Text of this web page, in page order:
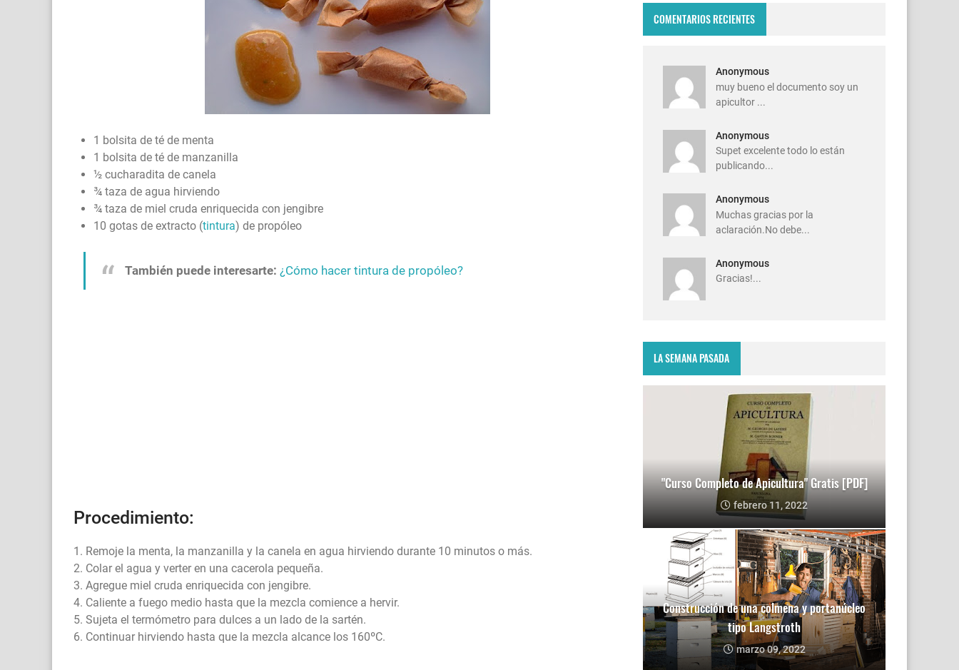
1 bolsita de té de menta
1 bolsita de té de manzanilla
½ cucharadita de canela
¾ taza de agua hirviendo
¾ taza de miel cruda enriquecida con jengibre
10 gotas de extracto (tintura) de propóleo
También puede interesarte: ¿Cómo hacer tintura de propóleo?
Procedimiento:
1. Remoje la menta, la manzanilla y la canela en agua hirviendo durante 10 minutos o más.
2. Colar el agua y verter en una cacerola pequeña.
3. Agregue miel cruda enriquecida con jengibre.
4. Caliente a fuego medio hasta que la mezcla comience a hervir.
5. Sujeta el termómetro para dulces a un lado de la sartén.
6. Continuar hirviendo hasta que la mezcla alcance los 160ºC.
COMENTARIOS RECIENTES
Anonymous
muy bueno el documento soy un
apicultor ...
Anonymous
Supet excelente todo lo están
publicando...
Anonymous
Muchas gracias por la
aclaración.No debe...
Anonymous
Gracias!...
LA SEMANA PASADA
"Curso Completo de Apicultura" Gratis [PDF]
febrero 11, 2022
Construcción de una colmena y portanúcleo
tipo Langstroth
marzo 09, 2022